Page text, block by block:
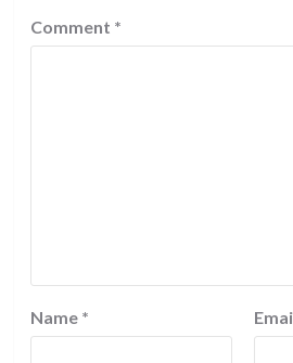
Comment *
Name *